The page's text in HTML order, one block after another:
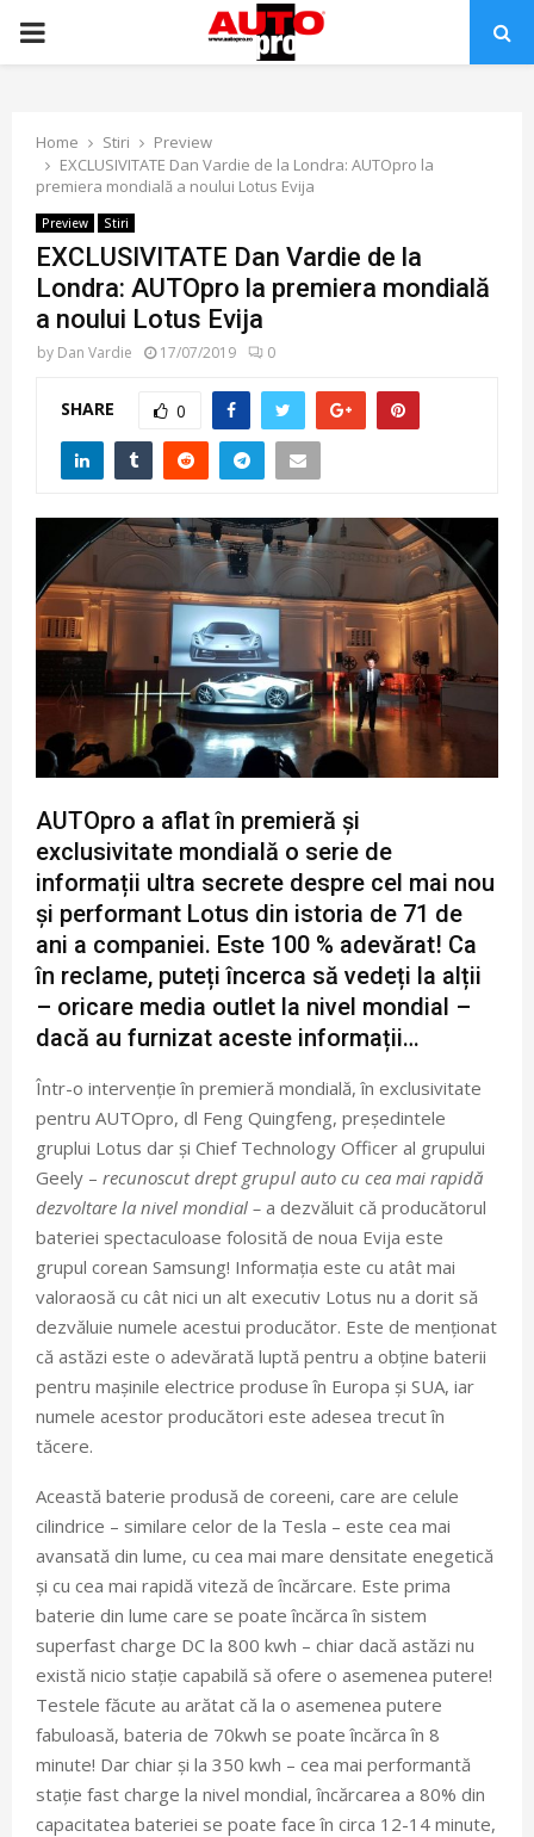
PRIMARY
Home Stiri
Preview
EXCLUSIVITATE Dan Vardie de la Londra: AUTOpro la
premiera mondială a noului Lotus Evija
Preview Stiri
EXCLUSIVITATE Dan Vardie de la
Londra: AUTOpro la premiera mondială
a noului Lotus Evija
by Dan Vardie 17/07/2019 0
SHARE 0
AUTOpro a aflat în premieră și
exclusivitate mondială o serie de
informații ultra secrete despre cel mai nou
și performant Lotus din istoria de 71 de
ani a companiei. Este 100 % adevărat! Ca
în reclame, puteți încerca să vedeți la alții
– oricare media outlet la nivel mondial –
dacă au furnizat aceste informații…
Într-o intervenție în premieră mondială, în exclusivitate
pentru AUTOpro, dl Feng Quingfeng, președintele
gruplui Lotus dar și Chief Technology Officer al grupului
Geely – recunoscut drept grupul auto cu cea mai rapidă
dezvoltare la nivel mondial – a dezvăluit că producătorul
bateriei spectaculoase folosită de noua Evija este
grupul corean Samsung! Informația este cu atât mai
valoraosă cu cât nici un alt executiv Lotus nu a dorit să
dezvăluie numele acestui producător. Este de menționat
că astăzi este o adevărată luptă pentru a obține baterii
pentru mașinile electrice produse în Europa și SUA, iar
numele acestor producători este adesea trecut în
tăcere.
Această baterie produsă de coreeni, care are celule
cilindrice – similare celor de la Tesla – este cea mai
avansată din lume, cu cea mai mare densitate enegetică
și cu cea mai rapidă viteză de încărcare. Este prima
baterie din lume care se poate încărca în sistem
superfast charge DC la 800 kwh – chiar dacă astăzi nu
există nicio stație capabilă să ofere o asemenea putere!
Testele făcute au arătat că la o asemenea putere
fabuloasă, bateria de 70kwh se poate încărca în 8
minute! Dar chiar și la 350 kwh – cea mai performantă
stație fast charge la nivel mondial, încărcarea a 80% din
capacitatea bateriei se poate face în circa 12-14 minute,